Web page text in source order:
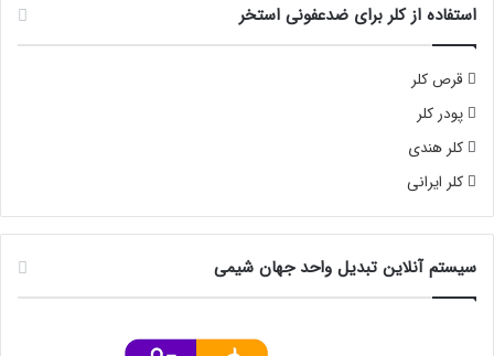
استفاده از کلر برای ضدعفونی استخر
قرص کلر
پودر کلر
کلر هندی
کلر ایرانی
سیستم آنلاین تبدیل واحد جهان شیمی